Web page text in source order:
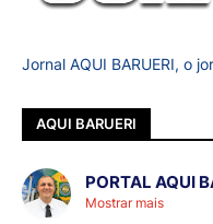
Jornal AQUI BARUERI, o
AQUI BARUERI
PORTAL AQUI
Mostrar mais